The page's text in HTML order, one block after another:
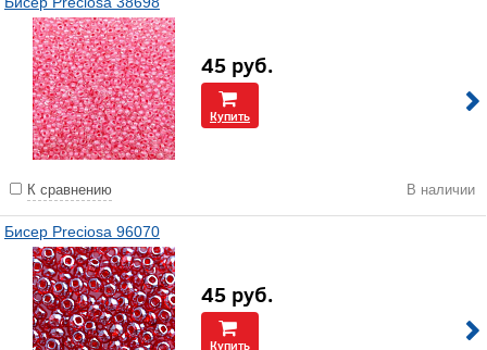
45 руб.
Купить
К сравнению В наличии
Бисер Preciosa 96070
45 руб.
Купить